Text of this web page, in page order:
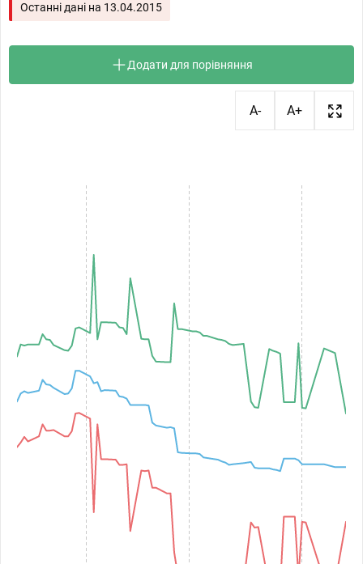
Останні дані на 13.04.2015
Додати для порівняння
A- A+